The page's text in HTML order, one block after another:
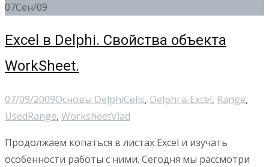
07Сен/09
Excel в Delphi. Свойства объекта
WorkSheet.
07/09/2009Основы DelphiCells, Delphi в Excel, Range,
UsedRange, WorksheetVlad
Продолжаем копаться в листах Excel и изучать
особенности работы с ними. Сегодня мы рассмотри